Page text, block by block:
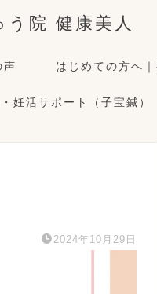
院 健康美人
声 はじめての方へ
妊活サポート（子宝鍼）
2024年10月29日